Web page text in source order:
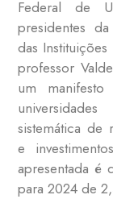
Federal de
presidentes
das
professor
um
sistemática de
e
apresentada é
para 2024 de